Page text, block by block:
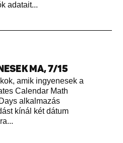
adatait...
MA, 7/15
amik ingyenesek a
Calendar Math
alkalmazás
kínál két dátum